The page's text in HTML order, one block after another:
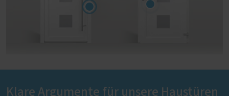
Klare Argumente für unsere Haustüren